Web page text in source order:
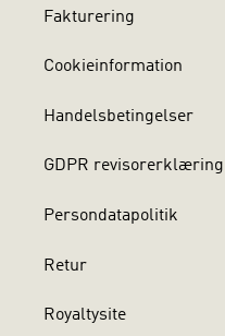
Fakturering
Cookieinformation
Handelsbetingelser
GDPR revisorerklæring
Persondatapolitik
Retur
Royaltysite